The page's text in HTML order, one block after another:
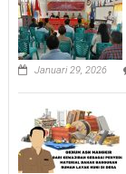
Januari 29, 2026